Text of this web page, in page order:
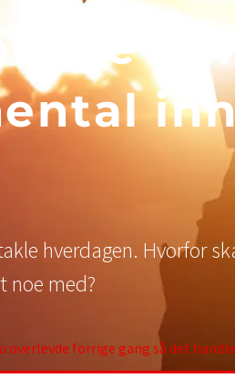
hverdagen. Hvorfor
noe med?
overlevde forrige gang så det